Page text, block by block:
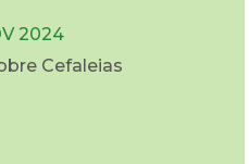
2024
Cefaleias